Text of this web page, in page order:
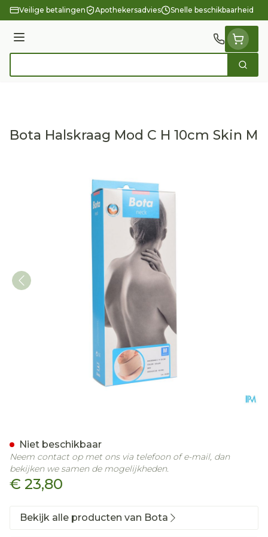
Ga naar de inhoud
Veilige betalingen Apothekersadvies Snelle beschikbaarheid
Menu
Zoek
Bota Halskraag Mod C H 10cm Skin M
€ 23,80
Niet beschikbaar
Neem contact op met ons via telefoon of e-mail, dan
bekijken we samen de mogelijkheden.
Bekijk alle producten van Bota